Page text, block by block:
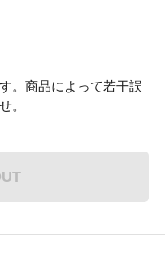
。商品によって若干誤
。